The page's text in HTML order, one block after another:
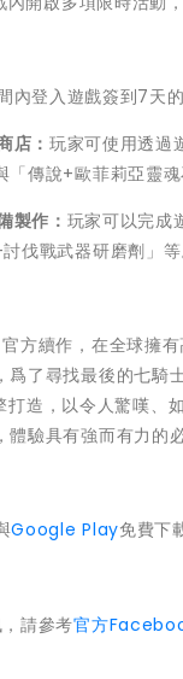
內登入遊戲簽到7天
店： 玩家可使用透過
傳說+歐菲莉亞靈魂
製作： 玩家可以完成
伐戰武器研磨劑」等
官方續作，在全球
爲了尋找最後的七騎
造，以令人驚嘆、
驗具有強而有力的
Google Play免費下
請參考官方